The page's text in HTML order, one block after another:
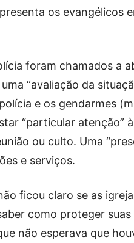
os evangélicos
foram chamados a
“avaliação da
e os gendarmes
“particular atenção”
ou culto. Uma
e serviços.
ficou claro se as
como proteger
não esperava que